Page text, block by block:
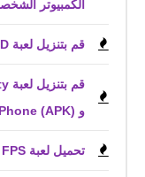
الكمبيوتر
قم بتنزيل لعبة Battle Royale GD لأجهزة Android
و iPhone (APK)
تحميل لعبة 144PRecord FPS للهواتف المحمولة